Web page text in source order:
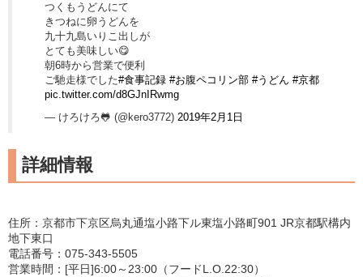
つくもうどんにて
きつねに卵うどんを
九十九島いりこ出しが
とても美味しい😋
朝6時から営業で便利
ご馳走様でした#食事記録 #お腹ペコリン部 #うどん #京都
pic.twitter.com/d8GJnIRwmg
— けろけろ🐸 (@kero3772) 2019年2月1日
詳細情報
住所：京都市下京区烏丸通塩小路下ル東塩小路町901 JR京都駅構内
地下東口
電話番号：075-343-5505
営業時間：[平日]6:00～23:00（フードL.O.22:30）